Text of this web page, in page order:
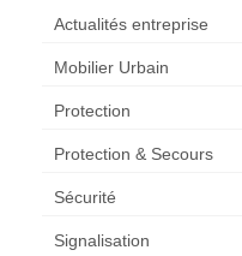
Actualités entreprise
Mobilier Urbain
Protection
Protection & Secours
Sécurité
Signalisation